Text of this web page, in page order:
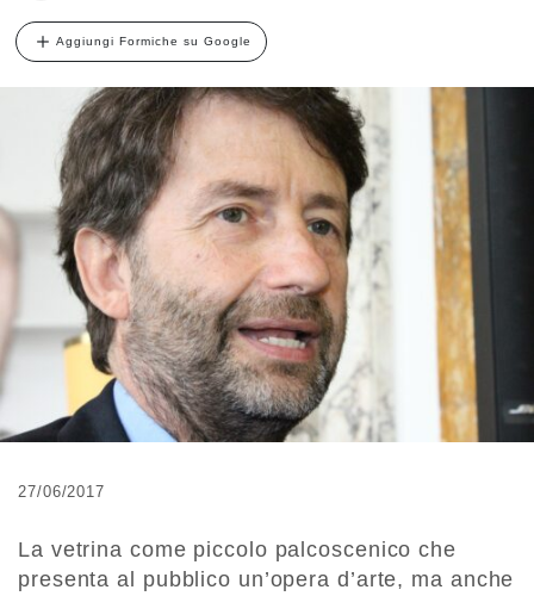
Aggiungi Formiche su Google
27/06/2017
La vetrina come piccolo palcoscenico che
presenta al pubblico un’opera d’arte, ma anche